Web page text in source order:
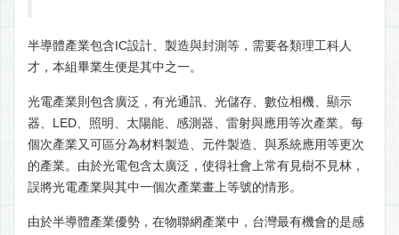
半導體產業包含IC設計、製造與封測等，需要各類理工科人
才，本組畢業生便是其中之一。
光電產業則包含廣泛，有光通訊、光儲存、數位相機、顯示
器、LED、照明、太陽能、感測器、雷射與應用等次產業。每
個次產業又可區分為材料製造、元件製造、與系統應用等更次
的產業。由於光電包含太廣泛，使得社會上常有見樹不見林，
誤將光電產業與其中一個次產業畫上等號的情形。
由於半導體產業優勢，在物聯網產業中，台灣最有機會的是感